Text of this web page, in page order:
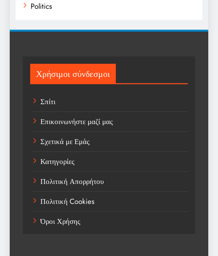
Politics
Sport
Sports
Technology
Trending
Weather
Αγορά
Αγορά Εργασίας
Αγροτικά Νέα
Αεροπορία
Χρήσιμοι σύνδεσμοι
Σπίτι
Επικοινωνήστε μαζί μας
Σχετικά με Εμάς
Κατηγορίες
Πολιτική Απορρήτου
Πολιτική Cookies
Όροι Χρήσης